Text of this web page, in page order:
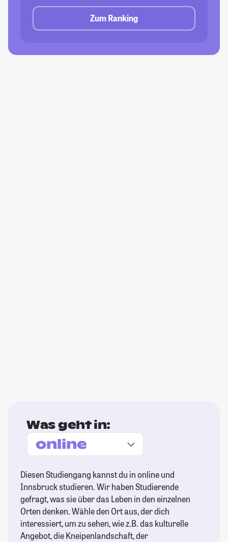
Zum Ranking
Was geht in:
Diesen Studiengang kannst du in online und
Innsbruck studieren. Wir haben Studierende
gefragt, was sie über das Leben in den einzelnen
Orten denken. Wähle den Ort aus, der dich
interessiert, um zu sehen, wie z.B. das kulturelle
Angebot, die Kneipenlandschaft, der